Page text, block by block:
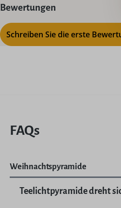
Bewertungen
Schreiben Sie die erste
FAQs
Weihnachtspyramide
Teelichtpyramide dreht